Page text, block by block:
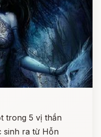
trong 5 vị thần
sinh ra từ Hỗn